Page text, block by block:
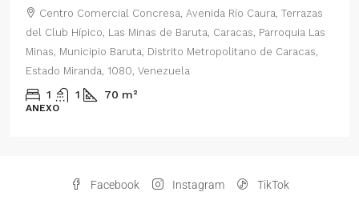
Centro Comercial Concresa, Avenida Río Caura, Terrazas
del Club Hípico, Las Minas de Baruta, Caracas, Parroquia Las
Minas, Municipio Baruta, Distrito Metropolitano de Caracas,
Estado Miranda, 1080, Venezuela
1 1 70 m²
ANEXO
Facebook Instagram TikTok